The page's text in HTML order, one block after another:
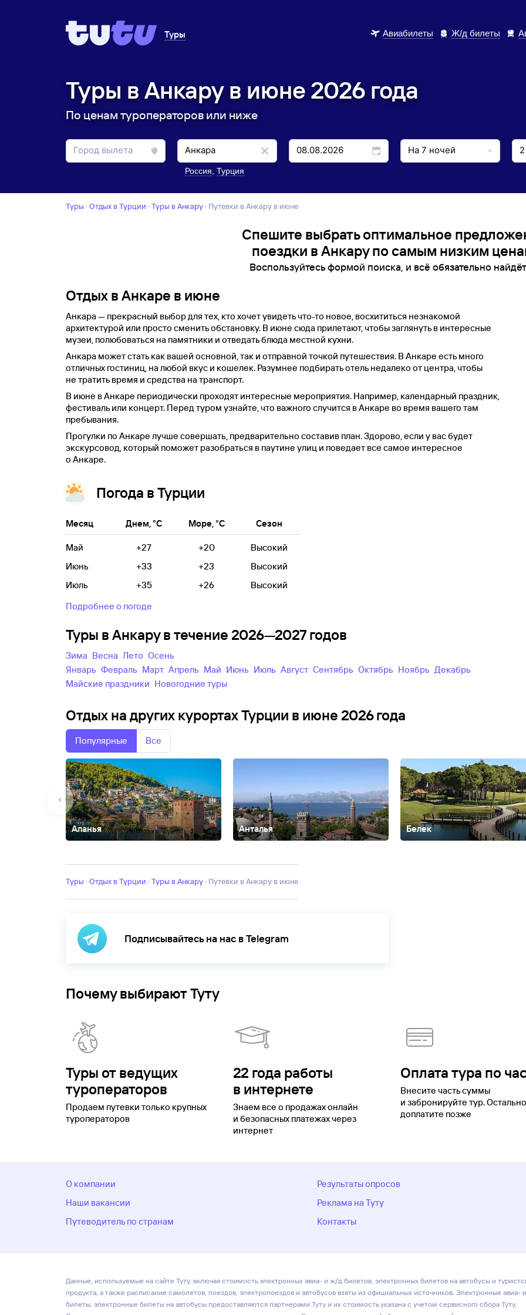
Туры Авиабилеты Ж/д билеты
Туры в Анкару в июне 2026 года
По ценам туроператоров или ниже
Россия Турция
Туры · Отдых в Турции · Туры в Анкару · Путевки в Анкару в июне
Спешите выбрать оптимальное
поездки в Анкару по самым низким
Воспользуйтесь формой поиска, и всё обязательно
Отдых в Анкаре в июне
Анкара — прекрасный выбор для тех, кто хочет увидеть что-то новое, восхититься незнакомой
архитектурой или просто сменить обстановку. В июне сюда прилетают, чтобы заглянуть в интересные
музеи, полюбоваться на памятники и отведать блюда местной кухни.
Анкара может стать как вашей основной, так и отправной точкой путешествия. В Анкаре есть много
отличных гостиниц, на любой вкус и кошелек. Разумнее подбирать отель недалеко от центра, чтобы
не тратить время и средства на транспорт.
В июне в Анкаре периодически проходят интересные мероприятия. Например, календарный праздник,
фестиваль или концерт. Перед туром узнайте, что важного случится в Анкаре во время вашего там
пребывания.
Прогулки по Анкаре лучше совершать, предварительно составив план. Здорово, если у вас будет
экскурсовод, который поможет разобраться в паутине улиц и поведает все самое интересное
о Анкаре.
Погода в Турции
Месяц Днем, °C Море, °C Сезон
Май +27 +20
Высокий
Июнь
+33 +23
Высокий
Июль
+35 +26
Высокий
Подробнее о погоде
Туры в Анкару в течение 2026—2027 годов
зима весна лето
осень
Январь
Февраль Март Апрель Май Июнь Июль Август Сентябрь Октябрь Ноябрь
Декабрь
майские праздники
новогодние туры
Отдых на других курортах Турции в июне 2026 года
Популярные Все
Аланья Анталья Белек
Туры · Отдых в Турции · Туры в Анкару · Путевки в Анкару в июне
Подписывайтесь на нас в Telegram
Почему выбирают Туту
Туры от ведущих
туроператоров
Продаем путевки только крупных
туроператоров
22 года работы
в интернете
Знаем все о продажах онлайн
и безопасных платежах через
интернет
Оплата тура по
Внесите часть суммы
и забронируйте тур.
доплатите позже
О компании
Наши вакансии
Путеводитель по странам
Результаты опросов
Реклама на Туту
Контакты
Данные, используемые на сайте Туту, включая стоимость электронных авиа- и ж/д билетов, электронных билетов на автобусы и
продукта, а также расписание самолетов, поездов, электропоездов и автобусов взяты из официальных источников. Электронные авиа-
билеты, электронные билеты на автобусы предоставляются партнерами Туту и их стоимость указана с учетом сервисного сбора Туту.